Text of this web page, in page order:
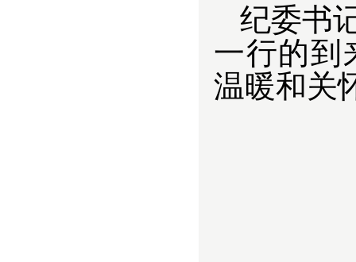
纪委书
一行的到
温暖和关